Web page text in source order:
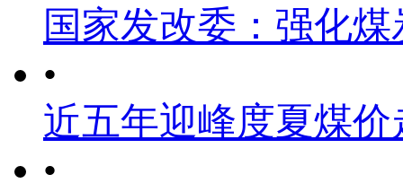
国家发改委：强化
•
近五年迎峰度夏煤价
•